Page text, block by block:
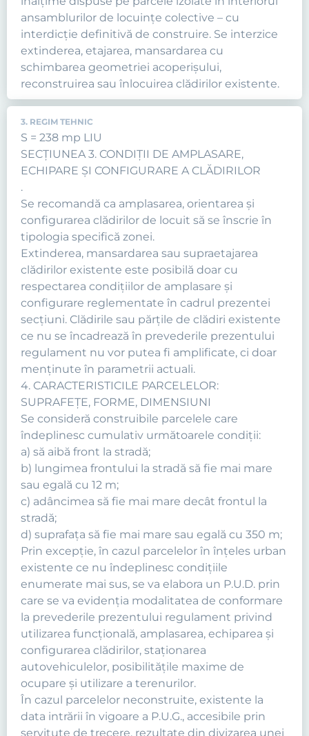
ansamblurilor de locuinţe colective – cu
interdicţie definitivă de construire. Se interzice
extinderea, etajarea, mansardarea cu
schimbarea geometriei acoperişului,
reconstruirea sau înlocuirea clădirilor existente.
3. REGIM TEHNIC
S = 238 mp LIU
SECŢIUNEA 3. CONDIŢII DE AMPLASARE,
ECHIPARE ŞI CONFIGURARE A CLĂDIRILOR
.
Se recomandă ca amplasarea, orientarea şi
configurarea clădirilor de locuit să se înscrie în
tipologia specifică zonei.
Extinderea, mansardarea sau supraetajarea
clădirilor existente este posibilă doar cu
respectarea condiţiilor de amplasare şi
configurare reglementate în cadrul prezentei
secţiuni. Clădirile sau părţile de clădiri existente
ce nu se încadrează în prevederile prezentului
regulament nu vor putea fi amplificate, ci doar
menţinute în parametrii actuali.
4. CARACTERISTICILE PARCELELOR:
SUPRAFEŢE, FORME, DIMENSIUNI
Se consideră construibile parcelele care
îndeplinesc cumulativ următoarele condiţii:
a) să aibă front la stradă;
b) lungimea frontului la stradă să fie mai mare
sau egală cu 12 m;
c) adâncimea să fie mai mare decât frontul la
stradă;
d) suprafaţa să fie mai mare sau egală cu 350 m;
Prin excepţie, în cazul parcelelor în înţeles urban
existente ce nu îndeplinesc condiţiile
enumerate mai sus, se va elabora un P.U.D. prin
care se va evidenţia modalitatea de conformare
la prevederile prezentului regulament privind
utilizarea funcţională, amplasarea, echiparea şi
configurarea clădirilor, staţionarea
autovehiculelor, posibilităţile maxime de
ocupare şi utilizare a terenurilor.
În cazul parcelelor neconstruite, existente la
data intrării în vigoare a P.U.G., accesibile prin
servitute de trecere, rezultate din divizarea unei